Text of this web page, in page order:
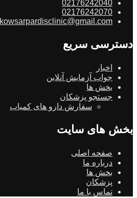
02176242040
02176242070
kowsarpardisclinic@gmail.com
دسترسی سریع
اخبار
جواب آزمایش آنلاین
بخش ها
جستجو پزشکان
سفارش دارو های کمیاب
بخش های سایت
صفحه اصلی
درباره ما
بخش ها
پزشکان
تماس با ما